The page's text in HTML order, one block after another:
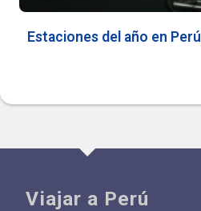
Estaciones del año en Perú
Viajar a Perú